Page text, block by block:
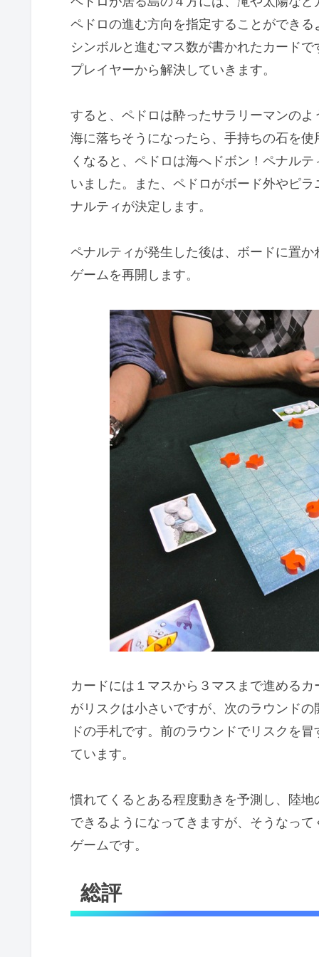
ペドロの進む方向を指定することができ
シンボルと進むマス数が書かれたカード
プレイヤーから解決していきます。
すると、ペドロは酔ったサラリーマンの
海に落ちそうになったら、手持ちの石を
くなると、ペドロは海へドボン！ペナル
いました。また、ペドロがボード外やピ
ナルティが決定します。
ペナルティが発生した後は、ボードに置
ゲームを再開します。
カードには１マスから３マスまで進める
がリスクは小さいですが、次のラウンド
ドの手札です。前のラウンドでリスクを
ています。
慣れてくるとある程度動きを予測し、陸
できるようになってきますが、そうなっ
ゲームです。
総評